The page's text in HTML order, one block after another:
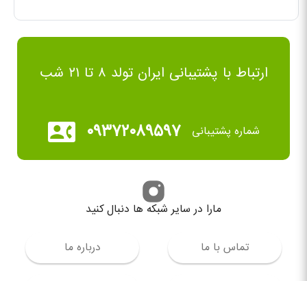
ارتباط با پشتیبانی ایران تولد ۸ تا ۲۱ شب
شماره پشتیبانی ۰۹۳۷۲۰۸۹۵۹۷
تماس با ما درباره ما
مارا در سایر شبکه ها دنبال کنید